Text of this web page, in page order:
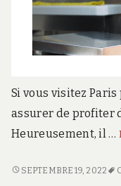
Si vous visitez Paris
assurer de profiter
Heureusement, il …
COMMENT
SEPTEMBRE 19, 2022